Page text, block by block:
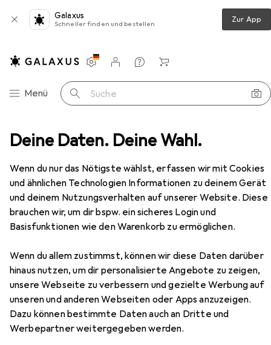
Deine Daten. Deine Wahl.
Wenn du nur das Nötigste wählst, erfassen wir mit Cookies
und ähnlichen Technologien Informationen zu deinem Gerät
und deinem Nutzungsverhalten auf unserer Website. Diese
brauchen wir, um dir bspw. ein sicheres Login und
Basisfunktionen wie den Warenkorb zu ermöglichen.
Wenn du allem zustimmst, können wir diese Daten darüber
hinaus nutzen, um dir personalisierte Angebote zu zeigen,
unsere Webseite zu verbessern und gezielte Werbung auf
unseren und anderen Webseiten oder Apps anzuzeigen.
Dazu können bestimmte Daten auch an Dritte und
Werbepartner weitergegeben werden.
Galaxus
Schneller finden und bestellen Zur App
Navigation nach Kategorien
Menü Suche
Einstellungen
Kundenkonto
Vergleichslisten
Merklisten
Warenkorb
Pickleball Schläger Joola Essentials Pickleball Paddle
EUR
67,48
JoolaEssentials Pickleball Paddle
Zubehör für Joola Essentials
Pickleball Paddle
Hier findest du passendes Zubehör zum Produkt Joola
Essentials Pickleball Paddle aus den Kategorien